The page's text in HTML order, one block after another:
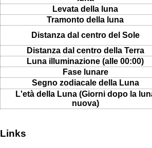
Levata della luna
Tramonto della luna
Distanza dal centro del Sole
Distanza dal centro della Terra
Luna illuminazione (alle 00:00)
Fase lunare
Segno zodiacale della Luna
L'età della Luna (Giorni dopo la
nuova)
Links